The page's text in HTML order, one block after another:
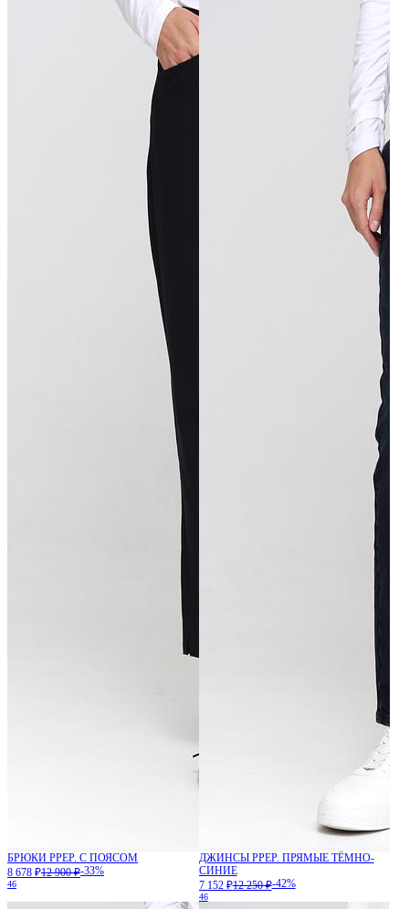
БРЮКИ PPEP. С ПОЯСОМ
8 678 ₽12 900 ₽-33%
46
ДЖИНСЫ PPEP. ПРЯМЫЕ ТЁМНО-
СИНИЕ
7 152 ₽12 250 ₽-42%
46